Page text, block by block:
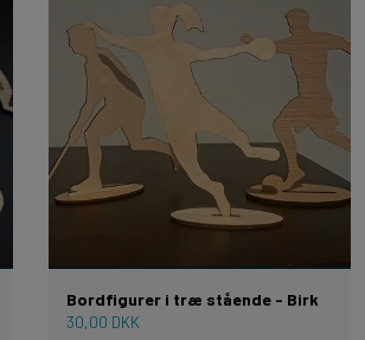
Bordfigurer i træ stående - Birk
30,00 DKK